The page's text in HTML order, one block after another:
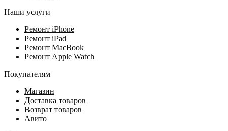
Наши услуги
Ремонт iPhone
Ремонт iPad
Ремонт MacBook
Ремонт Apple Watch
Покупателям
Магазин
Доставка товаров
Возврат товаров
Авито